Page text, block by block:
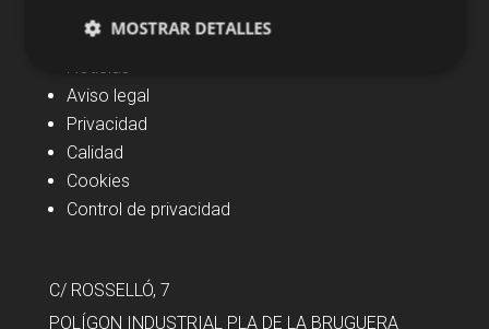
Navegación
Noticias
Aviso legal
Privacidad
Calidad
Cookies
Control de privacidad
C/ ROSSELLÓ, 7
POLÍGON INDUSTRIAL PLA DE LA BRUGUERA
MOSTRAR DETALLES